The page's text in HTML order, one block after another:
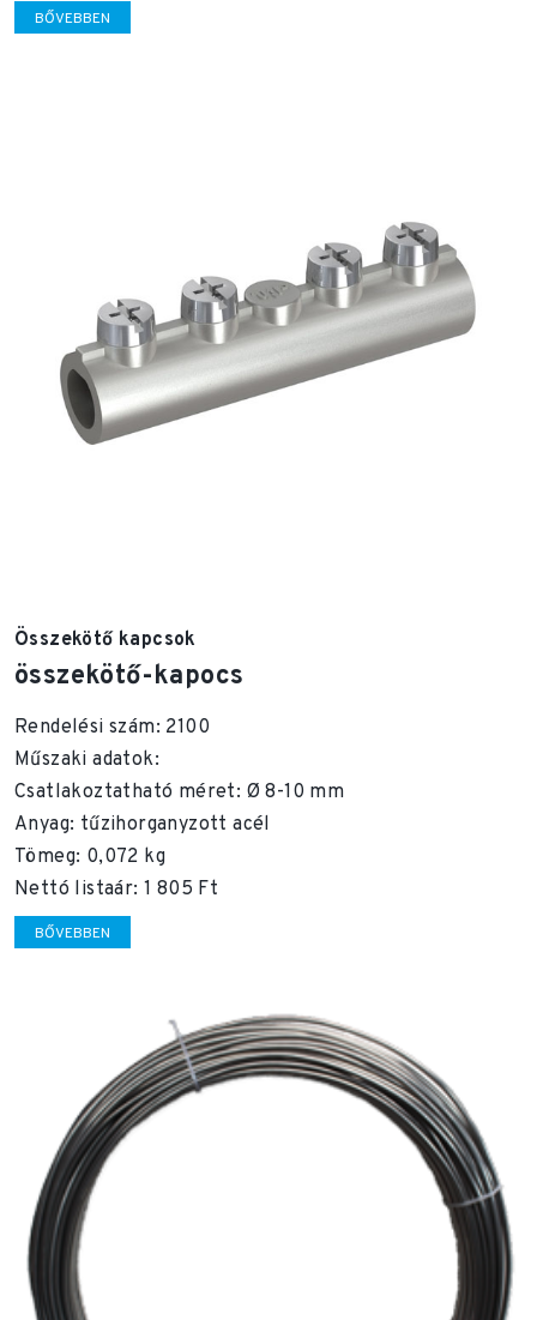
BŐVEBBEN
Összekötő kapcsok
összekötő-kapocs
Rendelési szám: 2100
Műszaki adatok:
Csatlakoztatható méret: Ø 8-10 mm
Anyag: tűzihorganyzott acél
Tömeg: 0,072 kg
Nettó listaár: 1 805 Ft
BŐVEBBEN